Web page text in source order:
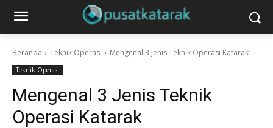
Beranda Teknik Operasi Mengenal 3 Jenis Teknik Operasi Katarak
Teknik Operasi
Mengenal 3 Jenis Teknik
Operasi Katarak